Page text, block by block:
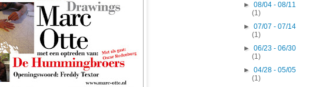
►08/04 - 08/11
(1)
►07/07 - 07/14
(1)
►06/23 - 06/30
(1)
►04/28 - 05/05
(1)